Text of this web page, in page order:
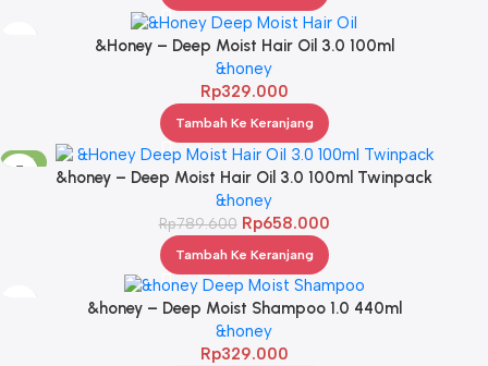
&Honey – Deep Moist Hair Oil 3.0 100ml
&honey
Rp329.000
Tambah Ke Keranjang
-17%
&honey – Deep Moist Hair Oil 3.0 100ml Twinpack
&honey
Rp789.600 Rp658.000
Tambah Ke Keranjang
&honey – Deep Moist Shampoo 1.0 440ml
&honey
Rp329.000